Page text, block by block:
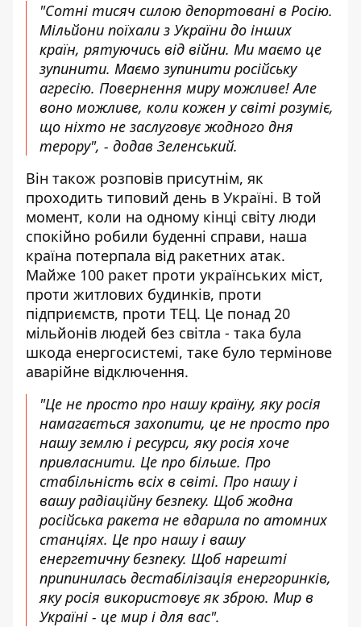
"Сотні тисяч силою депортовані в Росію.
Мільйони поїхали з України до інших
країн, рятуючись від війни. Ми маємо це
зупинити. Маємо зупинити російську
агресію. Повернення миру можливе! Але
воно можливе, коли кожен у світі розуміє,
що ніхто не заслуговує жодного дня
терору", - додав Зеленський.
Він також розповів присутнім, як
проходить типовий день в Україні. В той
момент, коли на одному кінці світу люди
спокійно робили буденні справи, наша
країна потерпала від ракетних атак.
Майже 100 ракет проти українських міст,
проти житлових будинків, проти
підприємств, проти ТЕЦ. Це понад 20
мільйонів людей без світла - така була
шкода енергосистемі, таке було термінове
аварійне відключення.
"Це не просто про нашу країну, яку росія
намагається захопити, це не просто про
нашу землю і ресурси, яку росія хоче
привласнити. Це про більше. Про
стабільність всіх в світі. Про нашу і
вашу радіаційну безпеку. Щоб жодна
російська ракета не вдарила по атомних
станціях. Це про нашу і вашу
енергетичну безпеку. Щоб нарешті
припинилась дестабілізація енергоринків,
яку росія використовує як зброю. Мир в
Україні - це мир і для вас".